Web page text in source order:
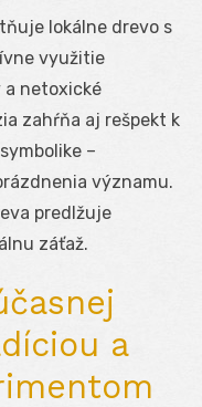
lokálne drevo s
využitie
a netoxické
zahŕňa aj rešpekt k
–
významu.
predlžuje
záťaž.
a